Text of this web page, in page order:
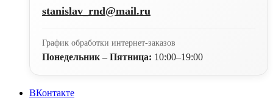
stanislav_rnd@mail.ru
График обработки интернет-заказов
Понедельник – Пятница: 10:00–19:00
ВКонтакте